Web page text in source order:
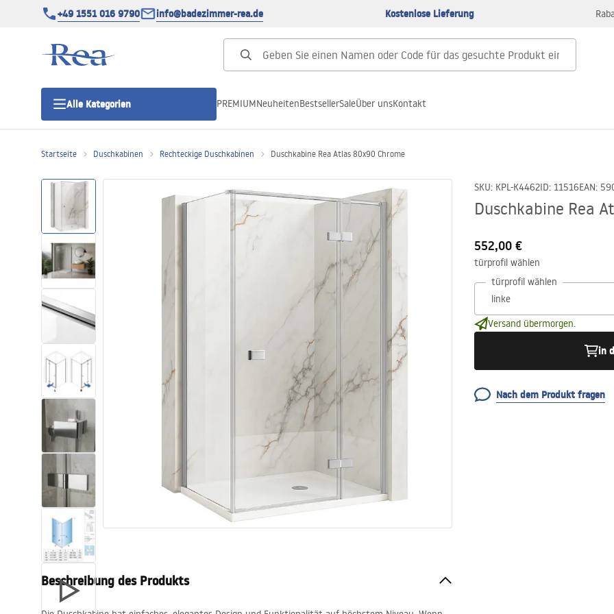
+49 1551 016 9790 info@badezimmer-rea.de Kostenlose Lieferung
Alle Kategorien
Duschtüren
Duschwannen
Duschrinnen
Toiletten
Waschbecken
Wannen und
Badewannenaufsätze
Badarmaturen
Duschen
Küche
Badezimmerzubehör und Möbel
PREMIUMNeuheitenBestsellerSaleÜber unsKontakt
Startseite Duschkabinen Rechteckige Duschkabinen Duschkabine Rea Atlas 80x90 Chrome
SKU: KPL-K4462ID: 11516EAN:
Duschkabine Rea
552,00 €
türprofil wählen
türprofil wählen
Versand übermorgen.
in
Nach dem Produkt fragen
Beschreibung des Produkts